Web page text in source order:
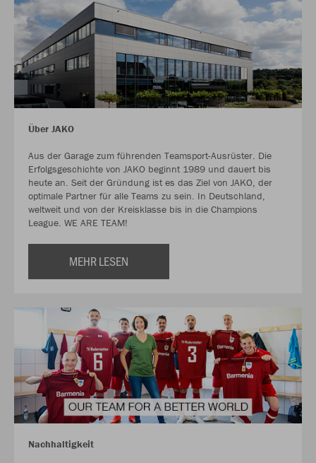
Über JAKO
Aus der Garage zum führenden Teamsport-Ausrüster. Die
Erfolgsgeschichte von JAKO beginnt 1989 und dauert bis
heute an. Seit der Gründung ist es das Ziel von JAKO, der
optimale Partner für alle Teams zu sein. In Deutschland,
weltweit und von der Kreisklasse bis in die Champions
League. WE ARE TEAM!
MEHR LESEN
Nachhaltigkeit